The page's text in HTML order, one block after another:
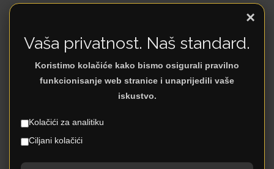
Predsoblja
Kategorije
×
Vaša privatnost. Naš standard.
Koristimo kolačiće kako bismo osigurali pravilno
funkcionisanje web stranice i unaprijedili vaše
iskustvo.
Kolačići za analitiku
Ciljani kolačići